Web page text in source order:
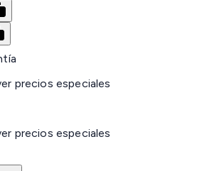
precios especiales
precios especiales